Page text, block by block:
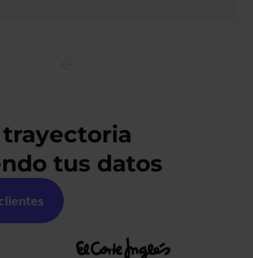
tus datos